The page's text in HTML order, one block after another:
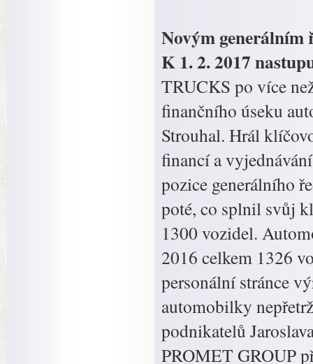
Novým
K 1. 2. 2017
TRUCKS po více
finančního úseku
Strouhal. Hrál
financí a
pozice generálního
poté, co splnil svůj
1300 vozidel.
2016 celkem 1326
personální stránce
automobilky
podnikatelů
PROMET GROUP